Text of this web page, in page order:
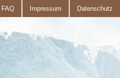
FAQ Impressum Datenschutz